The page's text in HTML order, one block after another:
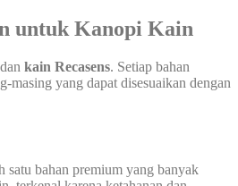
untuk Kanopi Kain
kain Recasens. Setiap bahan
masing yang dapat disesuaikan dengan
satu bahan premium yang banyak